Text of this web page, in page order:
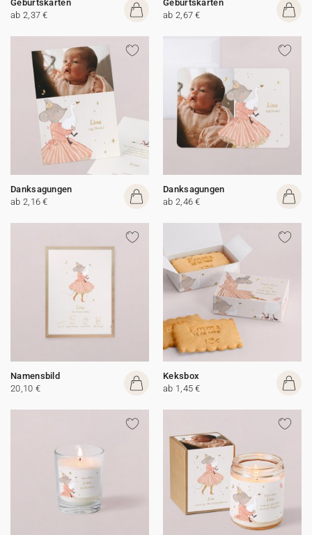
Geburtskarten
ab 2,37 €
Geburtskarten
ab 2,67 €
Danksagungen
ab 2,16 €
Danksagungen
ab 2,46 €
Namensbild
20,10 €
Keksbox
ab 1,45 €